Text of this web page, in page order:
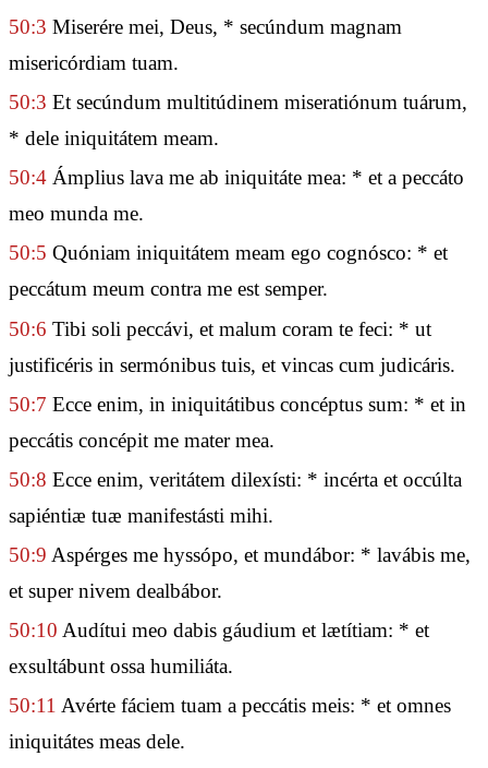
50:3 Miserére mei, Deus, * secúndum magnam
misericórdiam tuam.
50:3 Et secúndum multitúdinem miseratiónum tuárum,
* dele iniquitátem meam.
50:4 Ámplius lava me ab iniquitáte mea: * et a peccáto
meo munda me.
50:5 Quóniam iniquitátem meam ego cognósco: * et
peccátum meum contra me est semper.
50:6 Tibi soli peccávi, et malum coram te feci: * ut
justificéris in sermónibus tuis, et vincas cum judicáris.
50:7 Ecce enim, in iniquitátibus concéptus sum: * et in
peccátis concépit me mater mea.
50:8 Ecce enim, veritátem dilexísti: * incérta et occúlta
sapiéntiæ tuæ manifestásti mihi.
50:9 Aspérges me hyssópo, et mundábor: * lavábis me,
et super nivem dealbábor.
50:10 Audítui meo dabis gáudium et lætítiam: * et
exsultábunt ossa humiliáta.
50:11 Avérte fáciem tuam a peccátis meis: * et omnes
iniquitátes meas dele.